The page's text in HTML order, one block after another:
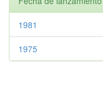
1981
1975